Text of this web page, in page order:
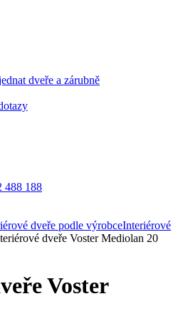
dveře a zárubně
488 188
dveře podle výrobceInteriérové
dveře Voster Mediolan 20
Voster